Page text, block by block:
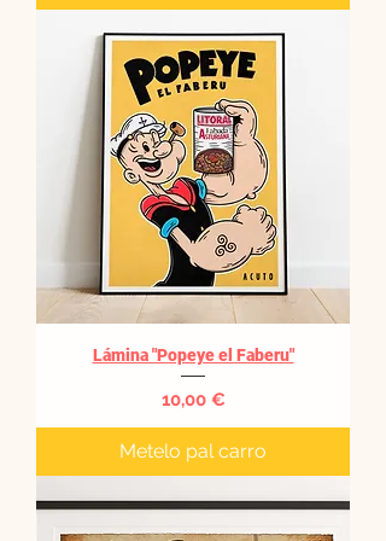
Lámina "Popeye el Faberu"
Precio
10,00 €
Metelo pal carro